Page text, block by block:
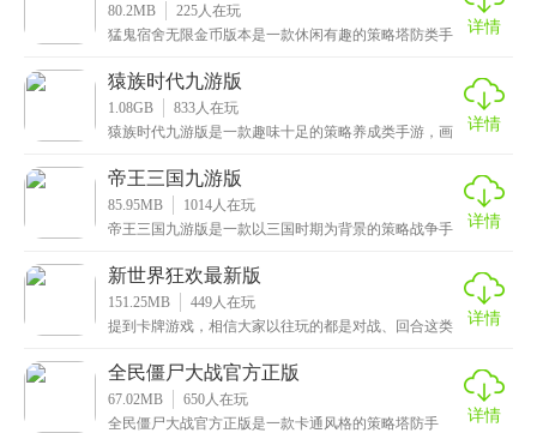
80.2MB 225 人在玩
猛鬼宿舍无限金币版本是一款休闲有趣的策略塔防类手
阴森
详情
猿族时代九游版
1.08GB 833 人在玩
猿族时代九游版是一款趣味十足的策略养成类手游，画
背景
详情
帝王三国九游版
85.95MB 1014 人在玩
帝王三国九游版是一款以三国时期为背景的策略战争手
和场
详情
新世界狂欢最新版
151.25MB 449 人在玩
提到卡牌游戏，相信大家以往玩的都是对战、回合这类
大家
详情
全民僵尸大战官方正版
67.02MB 650 人在玩
全民僵尸大战官方正版是一款卡通风格的策略塔防手
详情